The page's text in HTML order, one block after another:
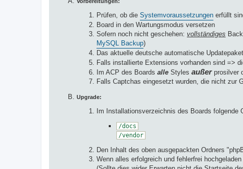
Prüfen, ob die Systemvoraussetzungen erfüllt
Board in den Wartungsmodus versetzen
Sofern noch nicht geschehen: vollständiges
MySQL Backup)
Das aktuelle deutsche automatische
Falls installierte Extensions vorhanden sind =>
Im ACP des Boards alle Styles außerprosilver
Falls Captchas eingesetzt wurden, die nicht zur
Upgrade:
Im Installationsverzeichnis des Boards folgende
/docs
/vendor
Den Inhalt des oben ausgepackten Ordners
Wenn alles erfolgreich und fehlerfrei